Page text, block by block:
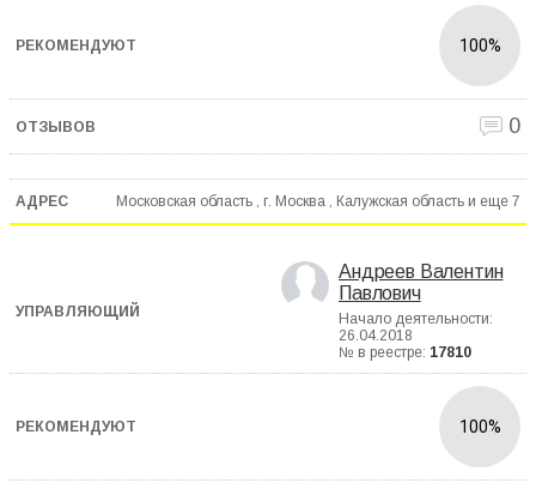
100%
0
Московская область , г. Москва , Калужская область и еще 7
Андреев Валентин
Павлович
Начало деятельности:
26.04.2018
№ в реестре: 17810
100%